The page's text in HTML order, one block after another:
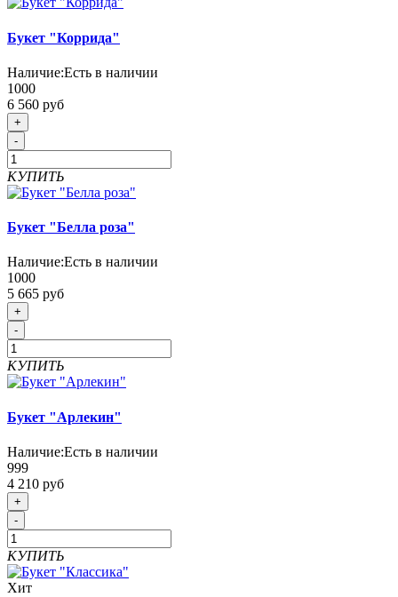
Букет "Коррида"
Наличие:Есть в наличии
1000
6 560 руб
+
-
КУПИТЬ
Букет "Белла роза"
Наличие:Есть в наличии
1000
5 665 руб
+
-
КУПИТЬ
Букет "Арлекин"
Наличие:Есть в наличии
999
4 210 руб
+
-
КУПИТЬ
Хит